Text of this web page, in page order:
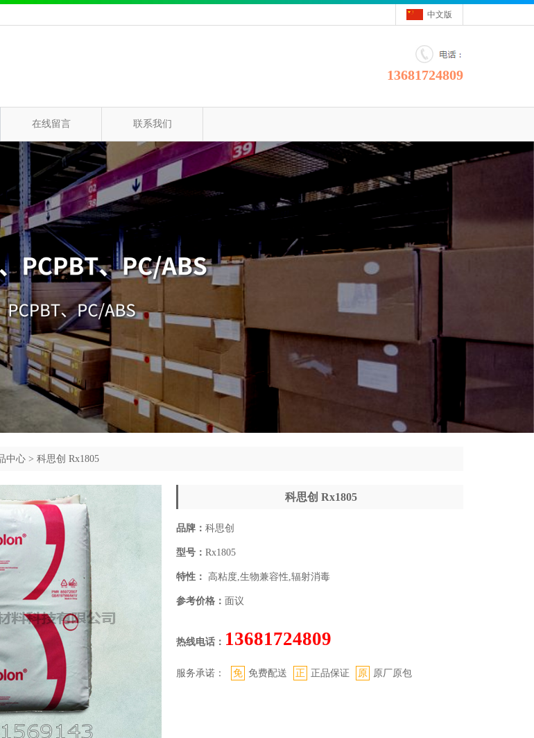
中文版
13681724809
在线留言 联系我们
中心> 科思创 Rx1805
科思创 Rx1805
品牌：科思创
型号：Rx1805
特性： 高粘度,生物兼容性,辐射消毒
参考价格： 面议
热线电话： 13681724809
服务承诺： 免 免费配送 正 正品保证 原 原厂原包